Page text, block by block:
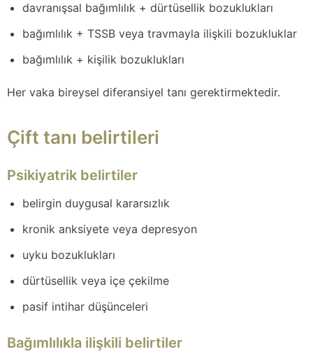
davranışsal bağımlılık + dürtüsellik bozuklukları
bağımlılık + TSSB veya travmayla ilişkili bozukluklar
bağımlılık + kişilik bozuklukları
Her vaka bireysel diferansiyel tanı gerektirmektedir.
Çift tanı belirtileri
Psikiyatrik belirtiler
belirgin duygusal kararsızlık
kronik anksiyete veya depresyon
uyku bozuklukları
dürtüsellik veya içe çekilme
pasif intihar düşünceleri
Bağımlılıkla ilişkili belirtiler